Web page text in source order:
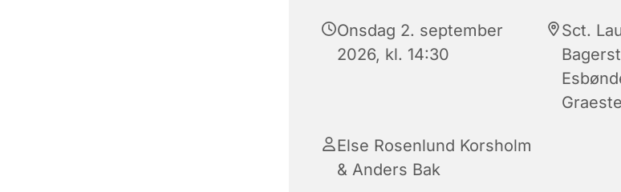
Onsdag 2. september
2026, kl. 14:30
Sct.
Else Rosenlund Korsholm
& Anders Bak